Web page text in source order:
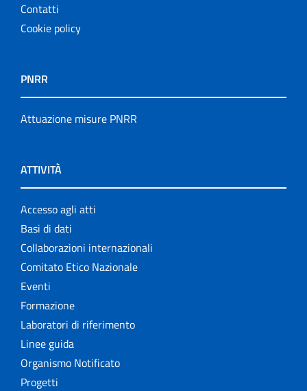
Contatti
Cookie policy
PNRR
Attuazione misure PNRR
ATTIVITÀ
Accesso agli atti
Basi di dati
Collaborazioni internazionali
Comitato Etico Nazionale
Eventi
Formazione
Laboratori di riferimento
Linee guida
Organismo Notificato
Progetti